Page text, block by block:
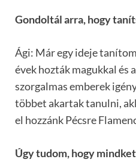
Gondoltál arra, hogy
Ági: Már egy ideje
évek hozták magukkal és
szorgalmas emberek
többet akartak tanulni,
el hozzánk Pécsre
Úgy tudom, hogy